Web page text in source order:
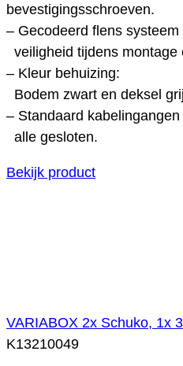
bevestigingsschroeven.
– Gecodeerd flens
veiligheid tijdens montage
– Kleur behuizing:
Bodem zwart en deksel
– Standaard
alle gesloten.
Bekijk product
VARIABOX 2x Schuko, 1x
K13210049